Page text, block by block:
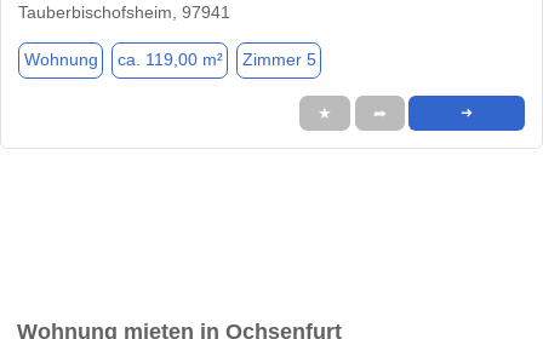
Tauberbischofsheim, 97941
Wohnung ca. 119,00 m² Zimmer 5
★ ➦ ➜
Wohnung mieten in Ochsenfurt